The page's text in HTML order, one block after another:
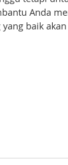
Anda
baik